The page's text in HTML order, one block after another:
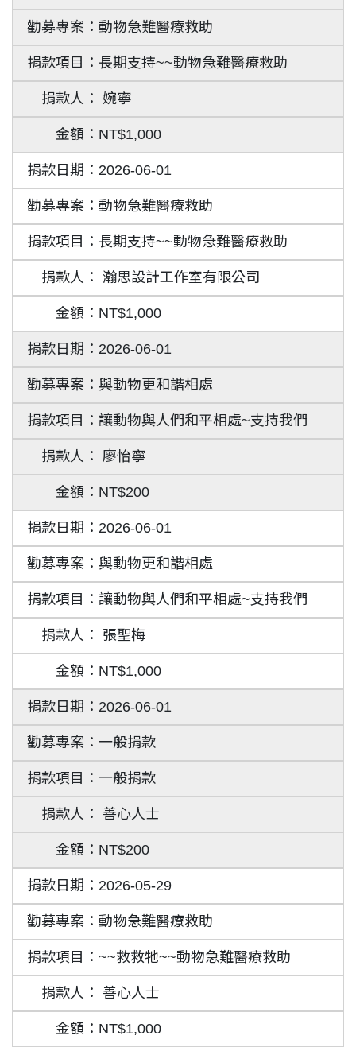
動物急難醫療救助
長期支持~~動物急難醫療救助
婉寧
NT$1,000
2026-06-01
動物急難醫療救助
長期支持~~動物急難醫療救助
瀚思設計工作室有限公司
NT$1,000
2026-06-01
與動物更和諧相處
讓動物與人們和平相處~支持我們
廖怡寧
NT$200
2026-06-01
與動物更和諧相處
讓動物與人們和平相處~支持我們
張聖梅
NT$1,000
2026-06-01
一般捐款
一般捐款
善心人士
NT$200
2026-05-29
動物急難醫療救助
~~救救牠~~動物急難醫療救助
善心人士
NT$1,000